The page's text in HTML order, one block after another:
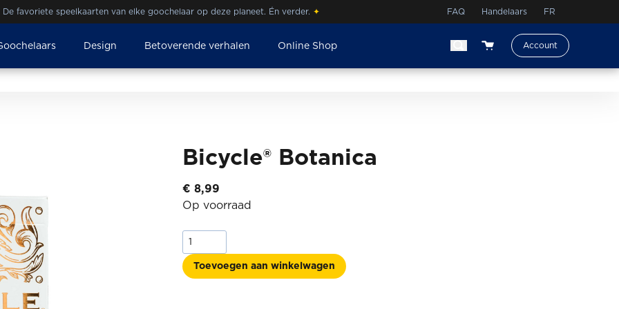
De favoriete speelkaarten van elke goochelaar op deze planeet. Én verder. ✦ FAQ Handelaars FR
Design Betoverende verhalen Online Shop
View your shopping cart
Account
Bicycle® Botanica
€ 8,99
Op voorraad
Bicycle®
aantal
Toevoegen aan winkelwagen